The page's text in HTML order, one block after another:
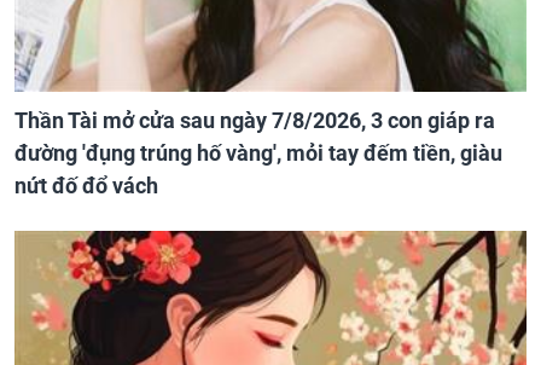
Thần Tài mở cửa sau ngày 7/8/2026, 3 con giáp ra
đường 'đụng trúng hố vàng', mỏi tay đếm tiền, giàu
nứt đố đổ vách